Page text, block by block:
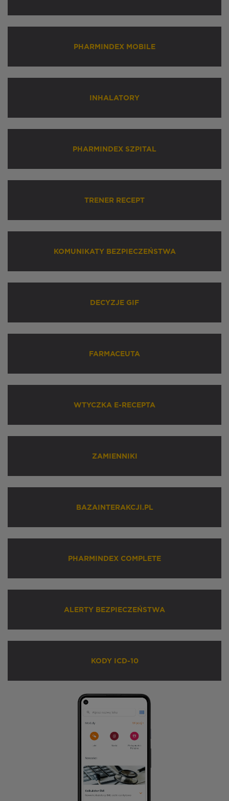
PHARMINDEX MOBILE
INHALATORY
PHARMINDEX SZPITAL
TRENER RECEPT
KOMUNIKATY BEZPIECZEŃSTWA
DECYZJE GIF
FARMACEUTA
WTYCZKA E-RECEPTA
ZAMIENNIKI
BAZAINTERAKCJI.PL
PHARMINDEX COMPLETE
ALERTY BEZPIECZEŃSTWA
KODY ICD-10